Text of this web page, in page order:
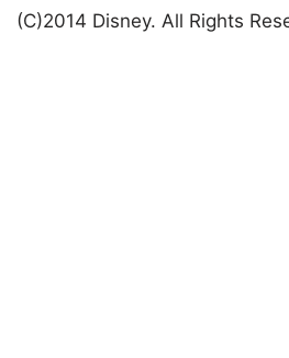
(C)2014 Disney. All Rights